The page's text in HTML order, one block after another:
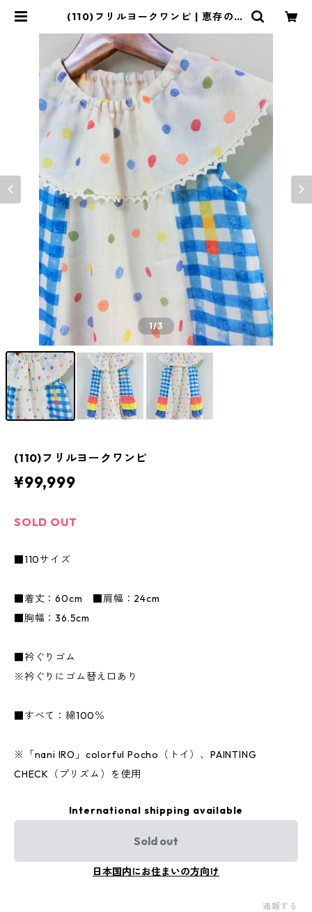
(110)フリルヨークワンピ | 恵存のク
1/3
(110)フリルヨークワンピ
¥99,999
SOLD OUT
■110サイズ
■着丈：60cm ■肩幅：24cm
■胸幅：36.5cm
■衿ぐりゴム
※衿ぐりにゴム替え口あり
■すべて：綿100％
※「nani IRO」colorful Pocho（トイ）、PAINTING
CHECK（プリズム）を使用
International shipping available
Sold out
日本国内にお住まいの方向け
通報する